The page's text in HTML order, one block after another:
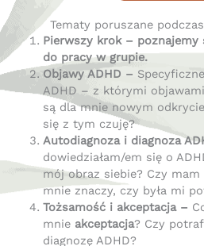
Tematy poruszane
Pierwszy krok –
do pracy w grupie.
Objawy ADHD –
ADHD – z którymi
są dla mnie nowym
się z tym czuję?
Autodiagnoza i diagnoza
dowiedziałam/em się o
mój obraz siebie? Czy
mnie znaczy, czy była mi
Tożsamość i akceptacja –
mnie akceptacja? Czy
diagnozę ADHD?